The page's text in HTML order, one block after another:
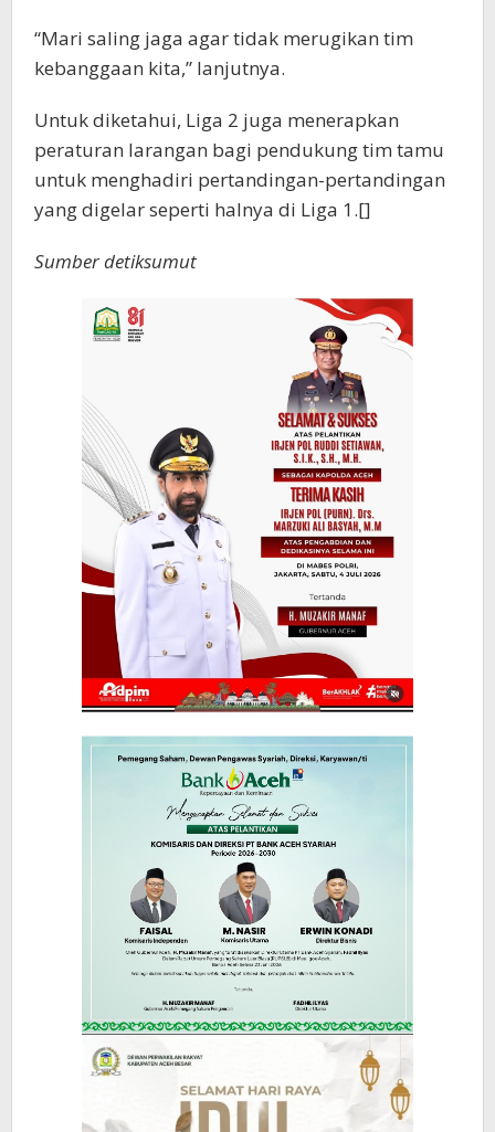
“Mari saling jaga agar tidak merugikan tim
kebanggaan kita,” lanjutnya.
Untuk diketahui, Liga 2 juga menerapkan
peraturan larangan bagi pendukung tim tamu
untuk menghadiri pertandingan-pertandingan
yang digelar seperti halnya di Liga 1.[]
Sumber detiksumut